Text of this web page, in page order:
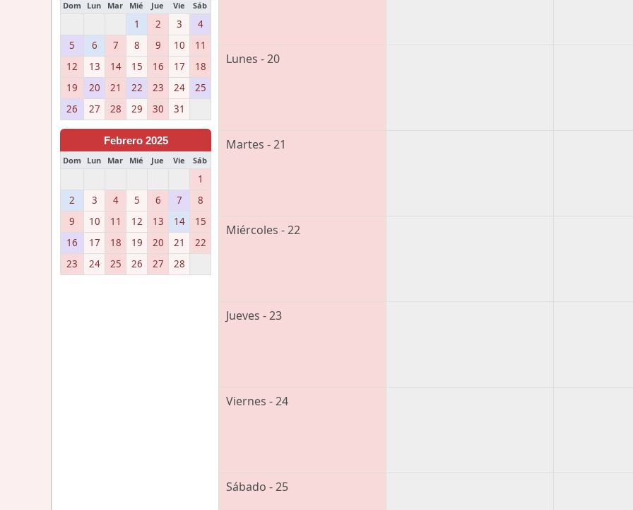
Dom Lun Mar Mié Jue Vie Sáb
1 2 3
4
5
6 7 8 9 10
11
12
13 14 15 16 17
18
19
20 21 22 23 24
25
26
27 28 29 30 31
Febrero 2025
Dom Lun Mar Mié Jue Vie Sáb
1
2
3 4 5 6 7
8
9
10 11 12 13 14
15
16
17 18 19 20 21
22
23
24 25 26 27 28
Lunes - 20
Martes - 21
Miércoles - 22
Jueves - 23
Viernes - 24
Sábado - 25